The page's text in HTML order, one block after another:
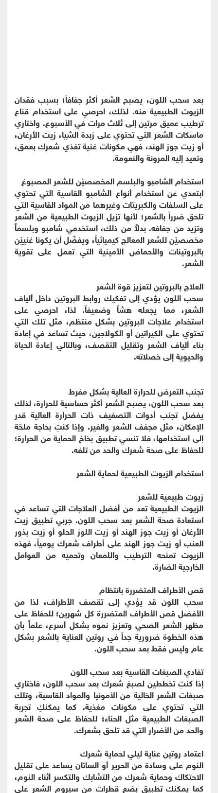
بعد سحب اللون، يصبح الشعر أكثر جفافاً؛ بسبب فقدان
الزيوت الطبيعية منه. لذلك، احرصي على استخدام قناع
ترطيب عميق مرتين إلى ثلاث مرات في الأسبوع. واختاري
ماسكات الشعر التي تحتوي على زبدة الشيا، زيت الأرغان،
أو زيت جوز الهند، فهي مكونات غنية تغذي شعرك بعمق،
وتعيد إليه المرونة والنعومة.
استخدام الشامبو والبلسم المخصصيْن للشعر المصبوغ
ابتعدي عن استخدام أنواع الشامبو القاسية التي تحتوي
على السلفات والكبريتات وغيرهما من المواد القاسية التي
تلحق ضرراً بالشعر؛ لأنها تزيل الزيوت الطبيعية من الشعر
وتزيد من جفافه. بدلاً من ذلك، استخدمي شامبو وبلسماً
مخصصيْن للشعر المعالج كيميائياً، ويفضّل أن يكونا غنييْن
بالبروتينات والأحماض الأمينية التي تعمل على تقوية
الشعر.
العلاج بالبروتين لتعزيز قوة الشعر
سحب اللون يؤدي إلى تفكيك روابط البروتين داخل ألياف
الشعر، مما يجعله هشاً وضعيفاً. لذا، احرصي على
استخدام علاجات البروتين بشكل منتظم، مثل تلك التي
تحتوي على الكيراتين أو الكولاجين، حيث تساعد في إعادة
بناء ألياف الشعر وتقليل التقصف، وبالتالي إعادة الحياة
والحيوية إلى خصلاته.
تجنب التعرض للحرارة العالية بشكل مفرط
بعد سحب اللون، يصبح الشعر أكثر حساسية للحرارة، لذلك
يفضل تجنب أدوات التصفيف ذات الحرارة العالية قدر
الإمكان، مثل مجفف الشعر والفير. وإذا كنتِ بحاجة ملحّة
إلى استخدامها، فلا تنسي تطبيق بخاخ الحماية من الحرارة؛
للحفاظ على صحة شعرك والحد من تلفه.
استخدام الزيوت الطبيعية لحماية الشعر
زيوت طبيعية للشعر
الزيوت الطبيعية تعد من أفضل العلاجات التي تساعد في
استعادة صحة الشعر بعد سحب اللون. جربي تطبيق زيت
الأرغان أو زيت جوز الهند أو زيت اللوز الحلو أو زيت بذور
العنب أو زيت جوز الهند على أطراف شعرك يومياً، فهذه
الزيوت تمنحه الترطيب واللمعان وتحميه من العوامل
الخارجية الضارة.
قص الأطراف المتضررة بانتظام
سحب اللون قد يؤدي إلى تقصف الأطراف، لذا من
الأفضل قص الأطراف المتضررة كل شهرين؛ للحفاظ على
مظهر الشعر الصحي وتعزيز نموه بشكل أسرع، علماً بأن
هذه الخطوة ضرورية جداً في روتين العناية بالشعر بشكل
عام وليس فقط بعد سحب اللون.
تفادي الصبغات القاسية بعد سحب اللون
إذا كنتِ تخططين لصبغ شعرك بعد سحب اللون، فاختاري
صبغات الشعر الخالية من الأمونيا والمواد القاسية، وتلك
التي تحتوي على مكونات مغذية. كما يمكنكِ تجربة
الصبغات الطبيعية مثل الحناء؛ للحفاظ على صحة الشعر
والحد من الأضرار التي قد تلحق بشعرك.
اعتماد روتين عناية ليلي لحماية شعرك
النوم على وسادة من الحرير أو الساتان يساعد على تقليل
الاحتكاك وحماية شعرك من التشابك والتكسر أثناء النوم،
كما يمكنكِ تطبيق بضع قطرات من سيروم الشعر على